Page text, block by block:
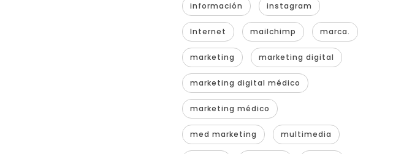
información instagram
Internet mailchimp marca.
marketing marketing digital
marketing digital médico
marketing médico
med marketing multimedia